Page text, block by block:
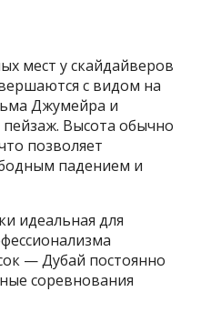
мест у скайдайверов
с видом на
Джумейра и
Высота обычно
позволяет
падением и
идеальная для
— Дубай постоянно
соревнования